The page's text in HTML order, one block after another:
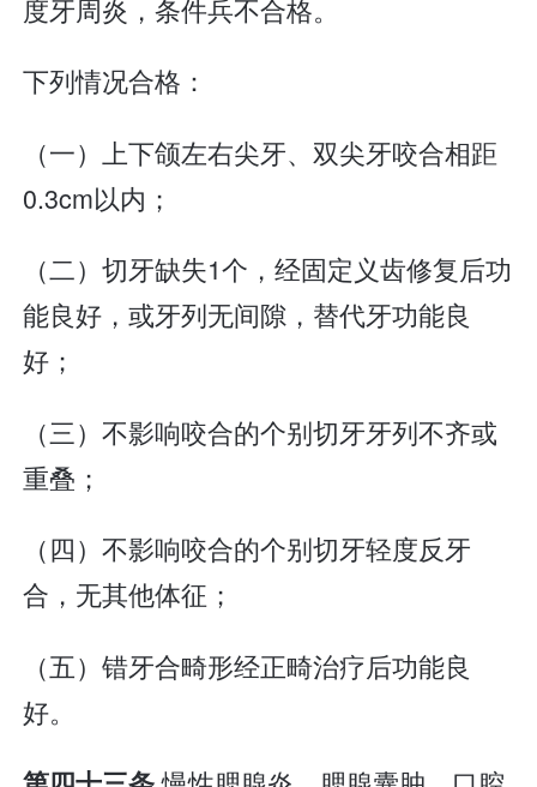
度牙周炎，条件兵不合格。
下列情况合格：
（一）上下颌左右尖牙、双尖牙咬合相距
0.3cm以内；
（二）切牙缺失1个，经固定义齿修复后功
能良好，或牙列无间隙，替代牙功能良
好；
（三）不影响咬合的个别切牙牙列不齐或
重叠；
（四）不影响咬合的个别切牙轻度反牙
合，无其他体征；
（五）错牙合畸形经正畸治疗后功能良
好。